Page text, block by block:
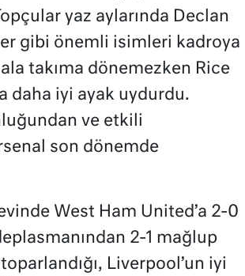
yaz aylarında Declan
gibi önemli isimleri kadroya
takıma dönemezken Rice
daha iyi ayak uydurdu.
ve etkili
son dönemde
West Ham United’a 2-0
2-1 mağlup
Liverpool’un iyi